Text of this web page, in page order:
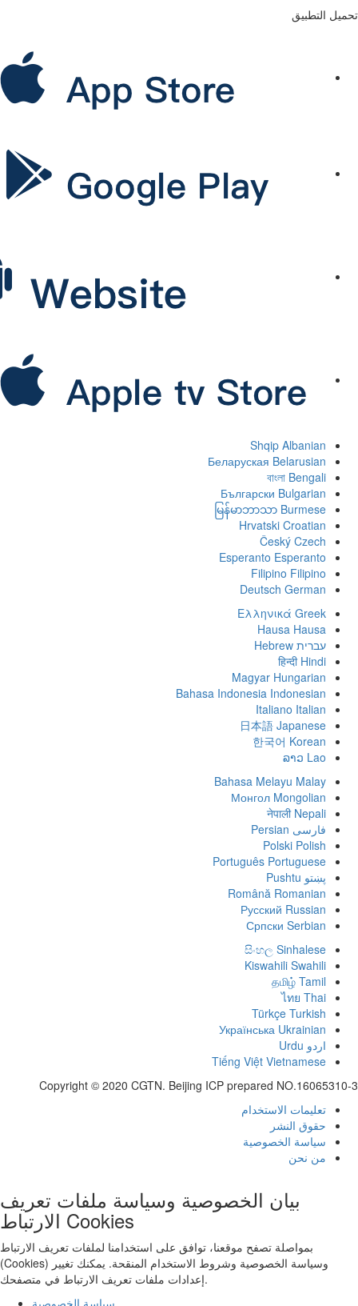
تحميل التطبيق
Shqip Albanian
Беларуская Belarusian
বাংলা Bengali
Български Bulgarian
မြန်မာဘာသာ Burmese
Hrvatski Croatian
Český Czech
Esperanto Esperanto
Filipino Filipino
Deutsch German
Ελληνικά Greek
Hausa Hausa
עברית Hebrew
हिन्दी Hindi
Magyar Hungarian
Bahasa Indonesia Indonesian
Italiano Italian
日本語 Japanese
한국어 Korean
ລາວ Lao
Bahasa Melayu Malay
Монгол Mongolian
नेपाली Nepali
فارسی Persian
Polski Polish
Português Portuguese
پښتو Pushtu
Română Romanian
Русский Russian
Српски Serbian
සිංහල Sinhalese
Kiswahili Swahili
தமிழ் Tamil
ไทย Thai
Türkçe Turkish
Українська Ukrainian
اردو Urdu
Tiếng Việt Vietnamese
Copyright © 2020 CGTN. Beijing ICP prepared NO.16065310-3
تعليمات الاستخدام
حقوق النشر
سياسة الخصوصية
من نحن
بيان الخصوصية وسياسة ملفات تعريف
الارتباط Cookies
بمواصلة تصفح موقعنا، توافق على استخدامنا لملفات تعريف الارتباط
(Cookies) وسياسة الخصوصية وشروط الاستخدام المنقحة. يمكنك تغيير
إعدادات ملفات تعريف الارتباط في متصفحك.